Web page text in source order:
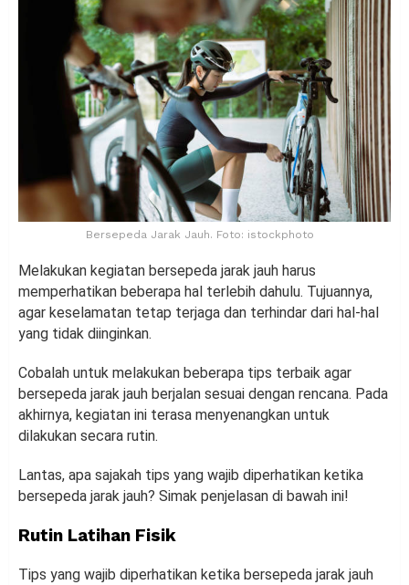
Bersepeda Jarak Jauh. Foto: istockphoto
Melakukan kegiatan bersepeda jarak jauh harus
memperhatikan beberapa hal terlebih dahulu. Tujuannya,
agar keselamatan tetap terjaga dan terhindar dari hal-hal
yang tidak diinginkan.
Cobalah untuk melakukan beberapa tips terbaik agar
bersepeda jarak jauh berjalan sesuai dengan rencana. Pada
akhirnya, kegiatan ini terasa menyenangkan untuk
dilakukan secara rutin.
Lantas, apa sajakah tips yang wajib diperhatikan ketika
bersepeda jarak jauh? Simak penjelasan di bawah ini!
Rutin Latihan Fisik
Tips yang wajib diperhatikan ketika bersepeda jarak jauh